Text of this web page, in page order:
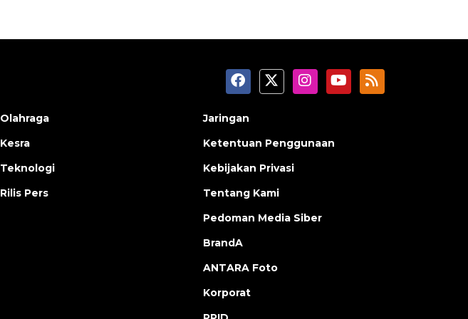
Olahraga
Kesra
Teknologi
Rilis Pers
Jaringan
Ketentuan Penggunaan
Kebijakan Privasi
Tentang Kami
Pedoman Media Siber
BrandA
ANTARA Foto
Korporat